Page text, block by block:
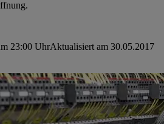
23:00 UhrAktualisiert am 30.05.2017